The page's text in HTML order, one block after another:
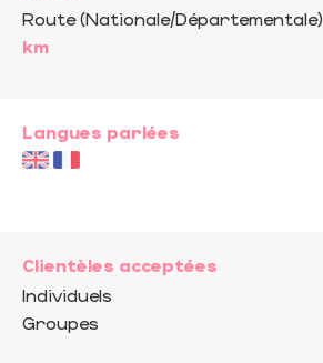
Route (Nationale/Départementale)
km
Langues parlées
Clientèles acceptées
Individuels
Groupes